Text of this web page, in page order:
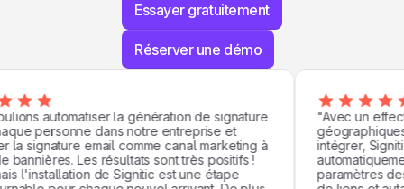
Essayer gratuitement
Réserver une démo
automatiser la génération de signature
personne dans notre entreprise et
signature email comme canal marketing à
Les résultats sont très positifs !
l'installation de Signitic est une étape
"Avec un
intégrer,
paramètres